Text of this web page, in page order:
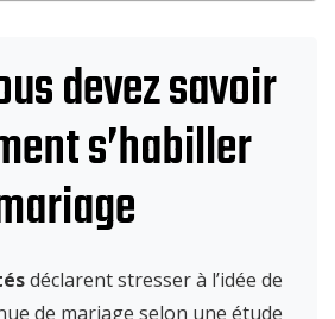
devez savoir
s’habiller
déclarent stresser à l’idée de
de mariage selon une étude